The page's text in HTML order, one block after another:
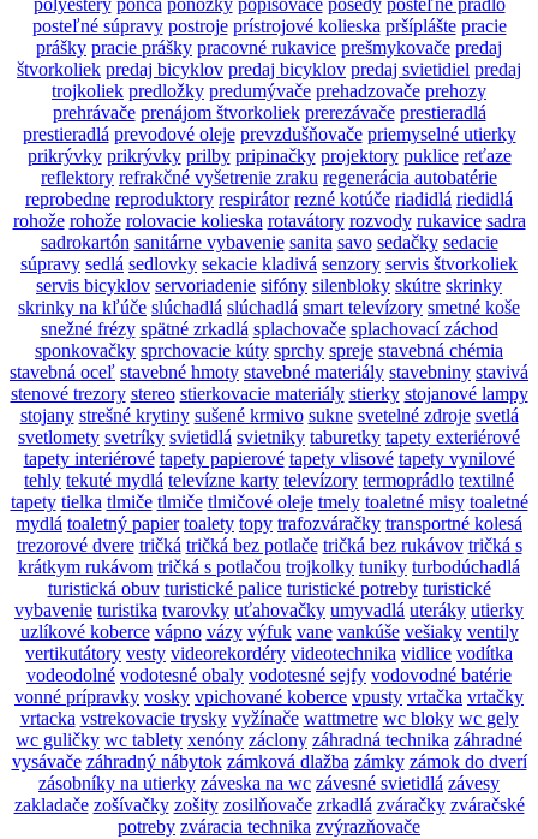
polyestery pončá ponožky popisovače posedy posteľné prádlo
posteľné súpravy postroje prístrojové kolieska pršíplášte pracie
prášky pracie prášky pracovné rukavice prešmykovače predaj
štvorkoliek predaj bicyklov predaj bicyklov predaj svietidiel predaj
trojkoliek predložky predumývače prehadzovače prehozy
prehrávače prenájom štvorkoliek prerezávače prestieradlá
prestieradlá prevodové oleje prevzdušňovače priemyselné utierky
prikrývky prikrývky prilby pripinačky projektory puklice reťaze
reflektory refrakčné vyšetrenie zraku regenerácia autobatérie
reprobedne reproduktory respirátor rezné kotúče riadidlá riedidlá
rohože rohože rolovacie kolieska rotavátory rozvody rukavice sadra
sadrokartón sanitárne vybavenie sanita savo sedačky sedacie
súpravy sedlá sedlovky sekacie kladivá senzory servis štvorkoliek
servis bicyklov servoriadenie sifóny silenbloky skútre skrinky
skrinky na kľúče slúchadlá slúchadlá smart televízory smetné koše
snežné frézy spätné zrkadlá splachovače splachovací záchod
sponkovačky sprchovacie kúty sprchy spreje stavebná chémia
stavebná oceľ stavebné hmoty stavebné materiály stavebniny stavivá
stenové trezory stereo stierkovacie materiály stierky stojanové lampy
stojany strešné krytiny sušené krmivo sukne svetelné zdroje svetlá
svetlomety svetríky svietidlá svietniky taburetky tapety exteriérové
tapety interiérové tapety papierové tapety vlisové tapety vynilové
tehly tekuté mydlá televízne karty televízory termoprádlo textilné
tapety tielka tlmiče tlmiče tlmičové oleje tmely toaletné misy toaletné
mydlá toaletný papier toalety topy trafozváračky transportné kolesá
trezorové dvere tričká tričká bez potlače tričká bez rukávov tričká s
krátkym rukávom tričká s potlačou trojkolky tuniky turbodúchadlá
turistická obuv turistické palice turistické potreby turistické
vybavenie turistika tvarovky uťahovačky umyvadlá uteráky utierky
uzlíkové koberce vápno vázy výfuk vane vankúše vešiaky ventily
vertikutátory vesty videorekordéry videotechnika vidlice vodítka
vodeodolné vodotesné obaly vodotesné sejfy vodovodné batérie
vonné prípravky vosky vpichované koberce vpusty vrtačka vrtačky
vrtacka vstrekovacie trysky vyžínače wattmetre wc bloky wc gely
wc guličky wc tablety xenóny záclony záhradná technika záhradné
vysávače záhradný nábytok zámková dlažba zámky zámok do dverí
zásobníky na utierky záveska na wc závesné svietidlá závesy
zakladače zošívačky zošity zosilňovače zrkadlá zváračky zváračské
potreby zváracia technika zvýrazňovače